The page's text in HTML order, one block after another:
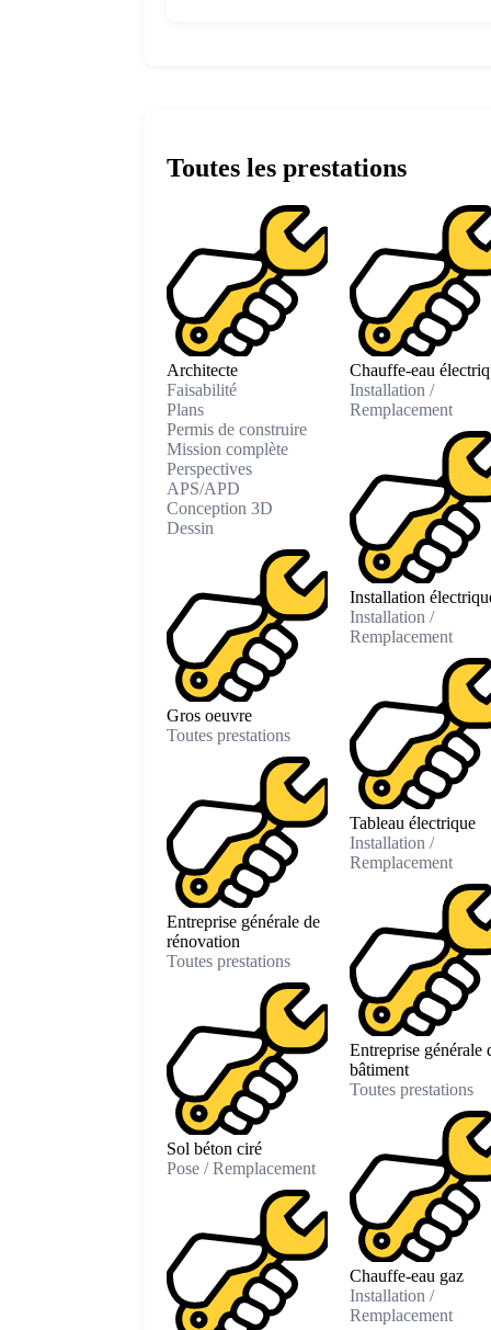
Toutes les prestations
Architecte
Faisabilité
Plans
Permis de construire
Mission complète
Perspectives
APS/APD
Conception 3D
Dessin
Gros oeuvre
Toutes prestations
Entreprise générale de
rénovation
Toutes prestations
Sol béton ciré
Pose / Remplacement
Chauffe-eau
Installation /
Remplacement
Installation
Installation /
Remplacement
Tableau électrique
Installation /
Remplacement
Entreprise générale
bâtiment
Toutes prestations
Chauffe-eau gaz
Installation /
Remplacement